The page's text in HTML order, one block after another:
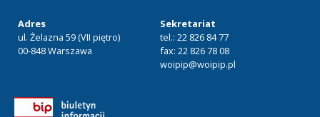
Adres
ul. Żelazna 59 (VII piętro)
00-848 Warszawa
Sekretariat
tel.: 22 826 84 77
fax: 22 826 78 08
woipip@woipip.pl